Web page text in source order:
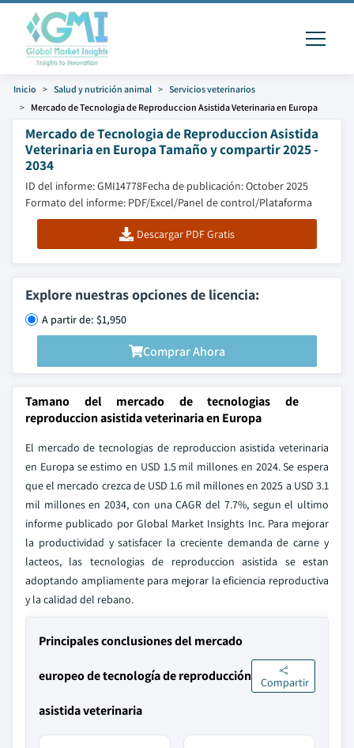
Inicio Salud y nutrición animal
Servicios veterinarios
Mercado de Tecnologia de Reproduccion Asistida Veterinaria en Europa
Mercado de Tecnologia de Reproduccion Asistida
Veterinaria en Europa Tamaño y compartir 2025 -
2034
ID del informe: GMI14778Fecha de publicación: October 2025
Formato del informe: PDF/Excel/Panel de control/Plataforma
Descargar PDF Gratis
Explore nuestras opciones de licencia:
A partir de: $1,950
Comprar Ahora
Tamano del mercado de tecnologias de
reproduccion asistida veterinaria en Europa
El mercado de tecnologias de reproduccion asistida veterinaria
en Europa se estimo en USD 1.5 mil millones en 2024. Se espera
que el mercado crezca de USD 1.6 mil millones en 2025 a USD 3.1
mil millones en 2034, con una CAGR del 7.7%, segun el ultimo
informe publicado por Global Market Insights Inc. Para mejorar
la productividad y satisfacer la creciente demanda de carne y
lacteos, las tecnologias de reproduccion asistida se estan
adoptando ampliamente para mejorar la eficiencia reproductiva
y la calidad del rebano.
Principales conclusiones del mercado
europeo de tecnología de reproducción
asistida veterinaria
Compartir